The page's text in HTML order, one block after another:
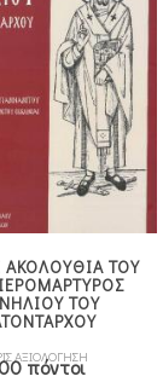
ΑΚΟΛΟΥΘΙΑ ΤΟΥ
ΤΟΥ
ΑΞΙΟΛΟΓΗΣΗ
πόντοι